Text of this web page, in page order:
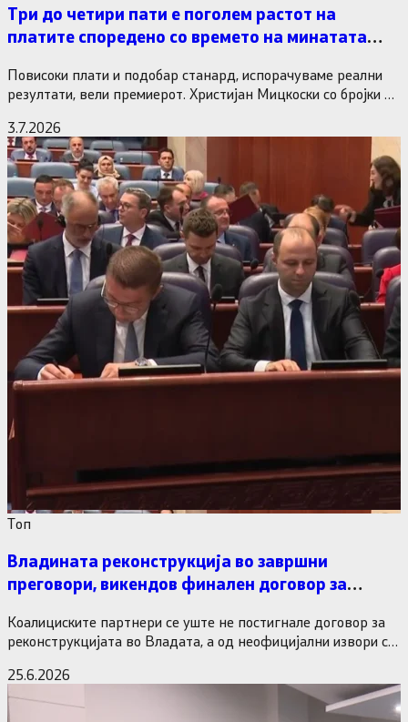
Три до четири пати е поголем растот на
платите споредено со времето на минатата
Повисоки плати и подобар станард, испорачуваме реални
резултати, вели премиерот. Христијан Мицкоски со бројки и
3.7.2026
Tоп
Владината реконструкција во завршни
преговори, викендов финален договор за
Коалициските партнери се уште не постигнале договор за
реконструкцијата во Владата, а од неофицијални извори се
25.6.2026